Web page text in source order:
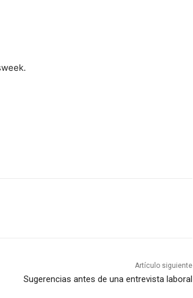
Artículo siguiente
Sugerencias antes de una entrevista laboral